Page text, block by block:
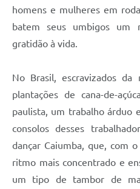
homens e mulheres em
batem seus umbigos
gratidão à vida.
No Brasil, escravizados
plantações de cana-de-
paulista, um trabalho árduo
consolos desses
dançar Caiumba, que, com
ritmo mais concentrado e
um tipo de tambor de